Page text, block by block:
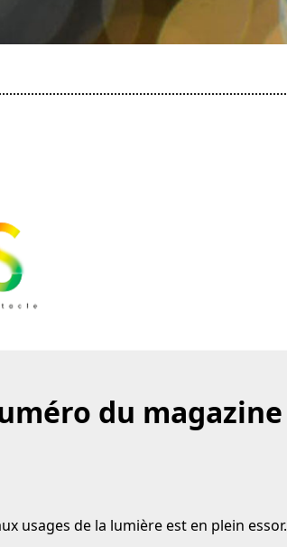
du magazine
usages de la lumière est en plein essor.